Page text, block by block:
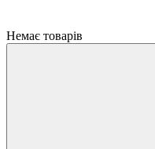
Немає товарів